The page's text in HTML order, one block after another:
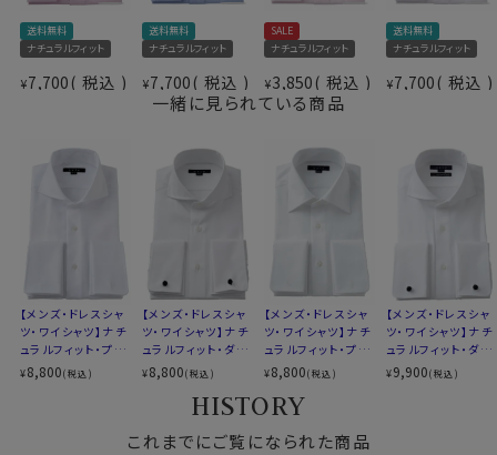
衿の開き角度が大きい、通常のワイドカラーとは一線を
画した衿型＝それがホリゾンタルカラーシャツ。
アンタイド（ノーネクタイ）で着用するとややオープンカラ
ー気味に開く絶妙なラインがとても小粋！
タイドアップはもちろんですが、ビジネスシーンをアンタイ
ド（ノーネクタイ）で、そして上品カジュアルシャツとして
このホリゾンタルカラーはほとんどがシングルカフスで
す。
そこでozieではネクタイとの相性がいいホリゾンタルカ
ラーをダブルカフス仕様にして生産。
ネクタイをしてもよし、ノーネクタイでもよしの市場に皆
無の珍しいダブルカフスシャツを作りました。
素材
綿100％（80番手双糸）
プレミアムコットン.
形態安定
バスケット
キーパー
取り外し式
バックダーツ入り
ダブルカフス
衿高
前3.0cm 後4.3cm
サイズC
S-37～LL-43・3L-45･4L-47cm
トールM-88・L-90・LL-90cm
全１２サイズ
ナチュラルフィット
送料無料
ナチュラルフィット
¥7,700 税込
送料無料
ナチュラルフィット
¥7,700 税込
SALE
ナチュラルフィット
¥3,850 税込
送料無料
ナチュラルフィット
¥7,700 税込
一緒に見られている商品
【メンズ・ドレスシャ
ツ・ワイシャツ】ナチ
ュラルフィット・プレ
ミアムコットン・ダブ
ルカフス・形態安定・
¥8,800(税込)
【メンズ・ドレスシャ
ツ・ワイシャツ】ナチ
ュラルフィット・ダブ
ルカフス・プレミアム
コットン・オックスフ
ォード・形態安定・ホ
リゾンタルカラー・カ
ッタウェイ
¥8,800(税込)
【メンズ・ドレスシャ
ツ・ワイシャツ】ナチ
ュラルフィット・プレ
ミアムコットン・ダブ
ルカフス・形態安定・
ワイドカラー
¥8,800(税込)
【メンズ・ドレスシャ
ツ・ワイシャツ】ナチ
ュラルフィット・ダブ
ルカフス・プレミアム
コットン・120番手
¥9,900(税込)
HISTORY
これまでにご覧になられた商品